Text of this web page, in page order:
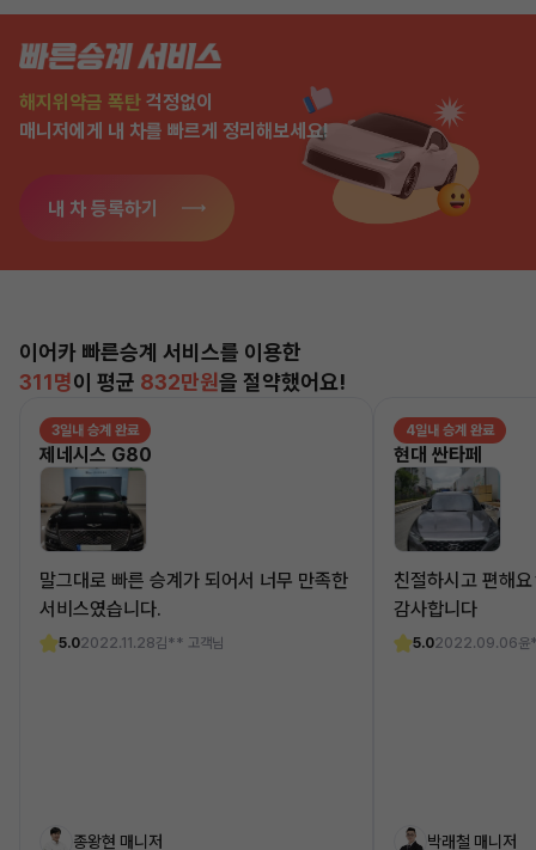
해지위약금 폭탄 걱정없이
매니저에게 내 차를 빠르게 정리해보세요!
내 차 등록하기
이어카 빠른승계 서비스를 이용한
311명이 평균 832만원을 절약했어요!
3일내 승계 완료
제네시스 G80
말그대로 빠른 승계가 되어서 너무 만족한
서비스였습니다.
5.02022.11.28김** 고객님
종왕현 매니저
4일내 승계 완료
현대 싼타페
친절하시고 편해
감사합니다
5.02022.09.06윤
박래철 매니저